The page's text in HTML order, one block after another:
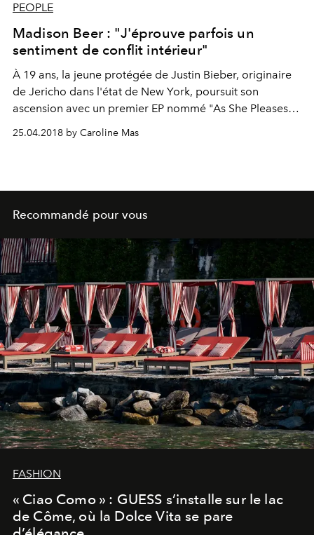
PEOPLE
Madison Beer : "J'éprouve parfois un
sentiment de conflit intérieur"
À 19 ans, la jeune protégée de Justin Bieber, originaire
de Jericho dans l'état de New York, poursuit son
ascension avec un premier EP nommé "As She Pleases"
et une tournée européenne à succès. De passage à
Paris, elle nous parle de son processus de travail, de ses
25.04.2018 by Caroline Mas
Recommandé pour vous
FASHION
« Ciao Como » : GUESS s’installe sur le lac
de Côme, où la Dolce Vita se pare